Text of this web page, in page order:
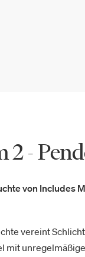
2 -
von Includes
vereint
mit